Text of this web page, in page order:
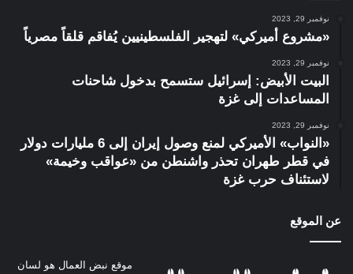
نوفمبر 29, 2023
«مشروع أميركي» لتهجير الفلسطينيين يُفاقم قلقاً مصرياً
نوفمبر 29, 2023
البيت الأبيض: إسرائيل ستسمح بدخول شاحنات
المساعدات إلى غزة
نوفمبر 29, 2023
«النواب» الأميركي لمنع وصول إيران إلى 6 مليارات دولار
في قطر طهران تحذر واشنطن من «عواقب وخيمة»
لاستئناف حرب غزة
عن الموقع
موقع نبض العمال هو لسان